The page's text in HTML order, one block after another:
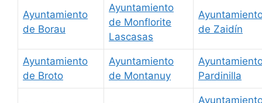
Ayuntamiento
de Borau
Ayuntamiento
de Monflorite
Lascasas
de Zaidín
Ayuntamiento
de Broto
Ayuntamiento
de Montanuy
Pardinilla